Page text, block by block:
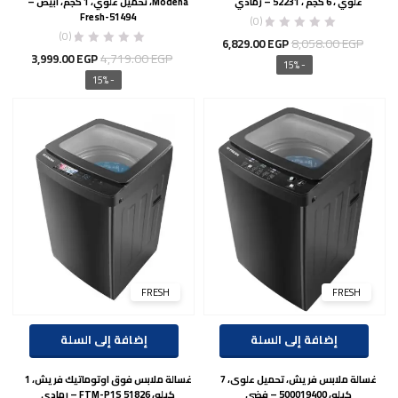
(0)
8,058.00EGP
السعر
الأصلي
8,058.00 EGP.
6,829.00EGP
- 15%
Fresh-51494
(0)
4,719.00EGP
السعر
الأصلي
4,719.00 EGP.
3,999.00EGP
- 15%
FRESH
إضافة إلى السلة
غسالة ملابس فريش، تحميل علوى، 7
FRESH
إضافة إلى السلة
غسالة ملابس فوق اوتوماتيك فريش، 1